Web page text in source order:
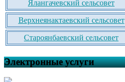
Ялангачевский сельсовет
Верхнеянактаевский сельсовет
Староянбаевский сельсовет
Электронные услуги